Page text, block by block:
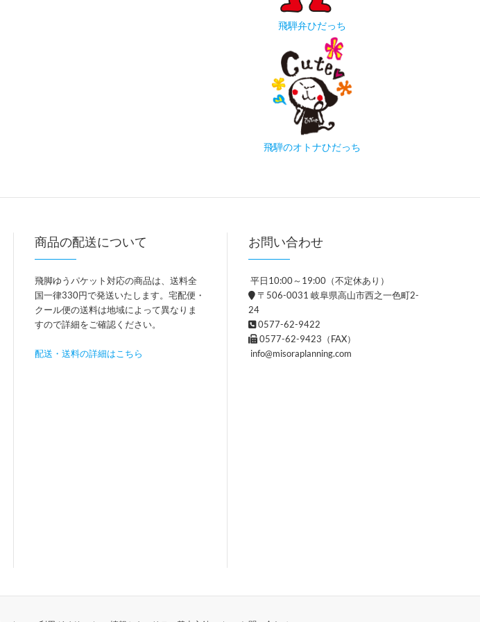
飛騨弁ひだっち
飛騨のオトナひだっち
商品の配送について
飛脚ゆうパケット対応の商品は、送料全
国一律330円で発送いたします。宅配便・
クール便の送料は地域によって異なりま
すので詳細をご確認ください。
配送・送料の詳細はこちら
お問い合わせ
平日10:00～19:00（不定休あり）
〒506-0031 岐阜県高山市西之一色町2-
24
0577-62-9422
0577-62-9423（FAX）
info@misoraplanning.com